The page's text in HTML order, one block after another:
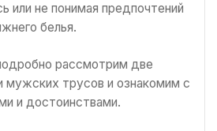
или не понимая предпочтений
белья.
рассмотрим две
мужских трусов и ознакомим с
и достоинствами.